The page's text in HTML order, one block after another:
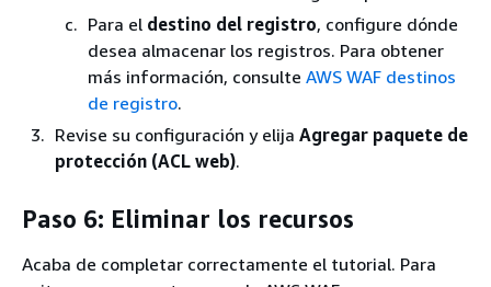
Para el destino del registro, configure dónde
desea almacenar los registros. Para obtener
más información, consulte AWS WAF destinos
de registro.
Revise su configuración y elija Agregar paquete de
protección (ACL web).
Paso 6: Eliminar los recursos
Acaba de completar correctamente el tutorial. Para